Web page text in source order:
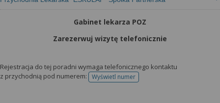
Gabinet lekarza POZ
Zarezerwuj wizytę telefonicznie
Rejestracja do tej poradni wymaga telefonicznego kontaktu
z przychodnią pod numerem:
Wyświetl numertelefonu do rejestracji